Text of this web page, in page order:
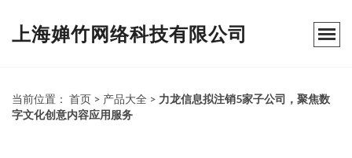
上海婵竹网络科技有限公司
当前位置： 首页 > 产品大全 > 力龙信息拟注销5家子公司，聚焦数
字文化创意内容应用服务